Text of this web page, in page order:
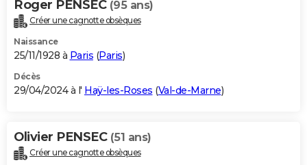
Roger PENSEC (95 ans)
Créer une cagnotte obsèques
Naissance
25/11/1928 à Paris (Paris)
Décès
29/04/2024 à l' Haÿ-les-Roses (Val-de-Marne)
Olivier PENSEC (51 ans)
Créer une cagnotte obsèques